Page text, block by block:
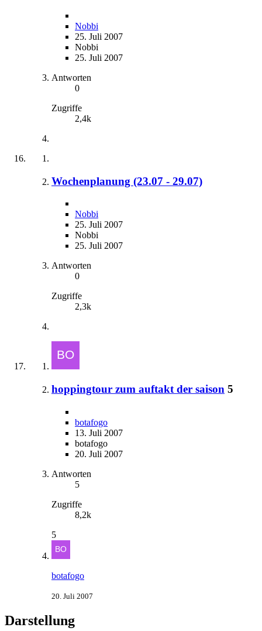
Nobbi
25. Juli 2007
Nobbi
25. Juli 2007
Antworten
0
Zugriffe
2,4k
Wochenplanung (23.07 - 29.07)
Nobbi
25. Juli 2007
Nobbi
25. Juli 2007
Antworten
0
Zugriffe
2,3k
hoppingtour zum auftakt der saison 5
botafogo
13. Juli 2007
botafogo
20. Juli 2007
Antworten
5
Zugriffe
8,2k
5
botafogo
20. Juli 2007
Darstellung